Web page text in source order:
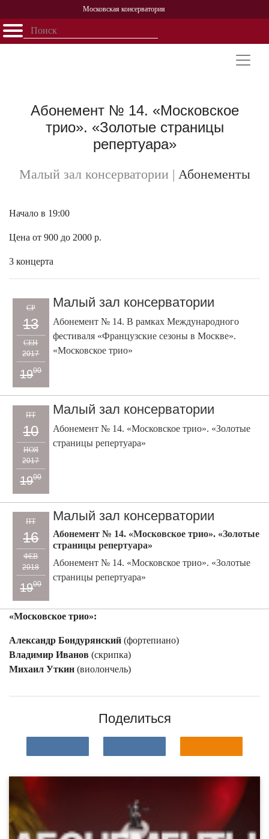
Московская консерватория
Открыть - закрыть
Персоналии
История
Абонемент № 14. «Московское
трио». «Золотые страницы
репертуара»
Малый зал консерватории | Абонементы
Начало в 19:00
Цена от 900 до 2000 р.
3 концерта
СР
13
СЕН
2017
1900
Малый зал консерватории
Абонемент № 14. В рамках Международного
фестиваля «Французские сезоны в Москве».
«Московское трио»
ПТ
10
НОЯ
2017
1900
Малый зал консерватории
Абонемент № 14. «Московское трио». «Золотые
страницы репертуара»
ПТ
16
ФЕВ
2018
1900
Малый зал консерватории
Абонемент № 14. «Московское трио». «Золотые
страницы репертуара»
Абонемент № 14. «Московское трио». «Золотые
страницы репертуара»
«Московское трио»:
Александр Бондурянский (фортепиано)
Владимир Иванов (скрипка)
Михаил Уткин (виолончель)
Поделиться